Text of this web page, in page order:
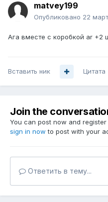
matvey199
Опубликовано 22
Ага вместе с коробкой ar +2
Вставить ник Цитата
Join the
You can post now and
sign in now to post with your
Ответить в тему...